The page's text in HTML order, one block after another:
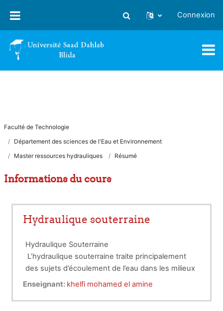
Activer/désactiver la saisie
Connexion
Faculté de Technologie
Département des sciences de l'Eau et Environnement
Master ressources hydrauliques
Résumé
Informations du cours
Hydraulique souterraine
Hydraulique Souterraine
L’hydraulique souterraine traite principalement
des sujets d’écoulement de l’eau dans les milieux
poreux, c'est une synthèse des principaux
Enseignant: khelfi mohamed el amine